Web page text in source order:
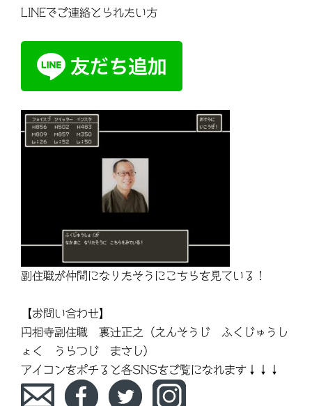
LINEでご連絡とられたい方
副住職が仲間になりたそうにこちらを見ている！
【お問い合わせ】
円相寺副住職 裏辻正之（えんそうじ ふくじゅうし
ょく うらつじ まさし）
アイコンをポチると各SNSをご覧になれます↓↓↓